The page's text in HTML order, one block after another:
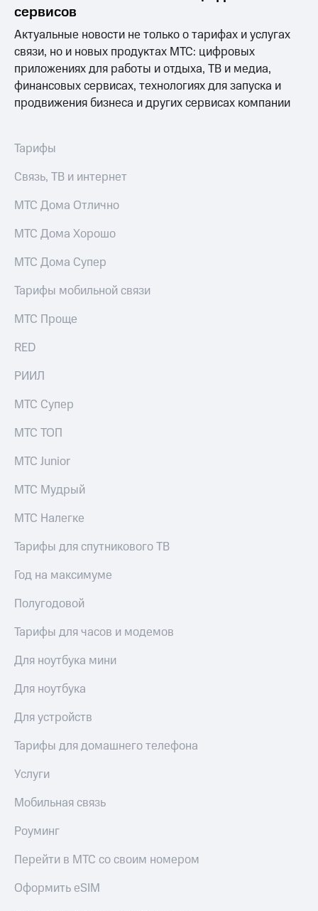
Документы
ПАО
"МТС"
Собрания
акционеров
Личный
кабинет
акционера
аудит
акций
Описание
приобретения
Порядок
выкупа
Дивиденды
Рынок
о
именных
Другое
Регистратор
Контакты
деловая этика
сервисов
Актуальные новости не только о тарифах и услугах
связи, но и новых продуктах МТС: цифровых
приложениях для работы и отдыха, ТВ и медиа,
финансовых сервисах, технологиях для запуска и
продвижения бизнеса и других сервисах компании
Тарифы
Связь, ТВ и интернет
МТС Дома Отлично
МТС Дома Хорошо
МТС Дома Супер
Тарифы мобильной связи
МТС Проще
RED
РИИЛ
МТС Супер
МТС ТОП
МТС Junior
МТС Мудрый
МТС Налегке
Тарифы для спутникового ТВ
Год на максимуме
Полугодовой
Тарифы для часов и модемов
Для ноутбука мини
Для ноутбука
Для устройств
Тарифы для домашнего телефона
Услуги
Мобильная связь
Роуминг
Перейти в МТС со своим номером
Оформить eSIM